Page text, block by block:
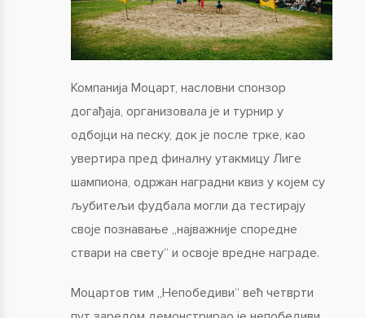
Компанија Моцарт, насловни спонзор
догађаја, организовала је и турнир у
одбојци на песку, док је после трке, као
увертира пред финалну утакмицу Лиге
шампиона, одржан наградни квиз у којем су
љубитељи фудбала могли да тестирају
своје познавање „најважније споредне
ствари на свету“ и освоје вредне награде.
Моцартов тим „Непобедиви“ већ четврти